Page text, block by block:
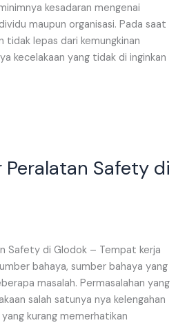
kesadaran mengenai
maupun organisasi. Pada saat
tidak lepas dari kemungkinan
kecelakaan yang tidak di inginkan
Safety di
Safety di Glodok – Tempat kerja
bahaya, sumber bahaya yang
masalah. Permasalahan yang
salah satunya nya kelengahan
kurang memerhatikan